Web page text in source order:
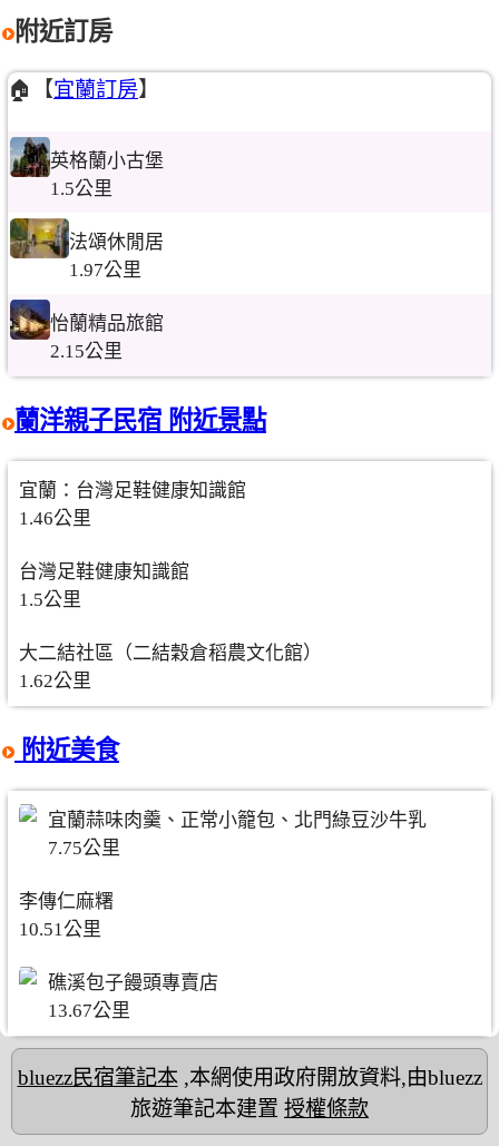
附近訂房
🏠【宜蘭訂房】
英格蘭小古堡
1.5公里
法頌休閒居
1.97公里
怡蘭精品旅館
2.15公里
蘭洋親子民宿 附近景點
宜蘭：台灣足鞋健康知識館
1.46公里
台灣足鞋健康知識館
1.5公里
大二結社區（二結穀倉稻農文化館）
1.62公里
附近美食
宜蘭蒜味肉羹、正常小籠包、北門綠豆沙牛乳
7.75公里
李傳仁麻糬
10.51公里
礁溪包子饅頭專賣店
13.67公里
bluezz民宿筆記本,本網使用政府開放資料,由bluezz
旅遊筆記本建置 授權條款